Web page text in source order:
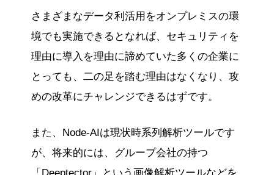
さまざまなデータ利活用をオンプレミスの環
境でも実施できるとなれば、セキュリティを
理由に導入を理由に諦めていた多くの企業に
とっても、二の足を踏む理由はなくなり、攻
めの改革にチャレンジできるはずです。
また、Node-AIは現状時系列解析ツールです
が、将来的には、グループ会社の持つ